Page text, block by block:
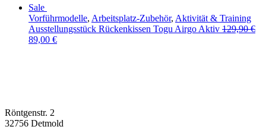
Sale
Vorführmodelle, Arbeitsplatz-Zubehör, Aktivität & Training
Ausstellungsstück Rückenkissen Togu Airgo Aktiv 129,90€
89,00 €
Röntgenstr. 2
32756 Detmold